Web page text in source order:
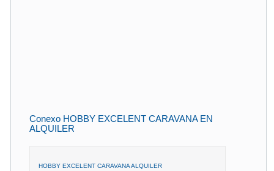
Conexo HOBBY EXCELENT CARAVANA EN
ALQUILER
HOBBY EXCELENT CARAVANA ALQUILER